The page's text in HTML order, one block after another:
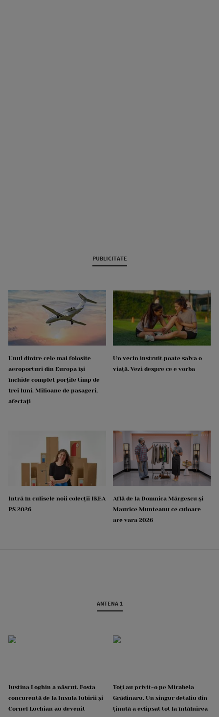
PUBLICITATE
Unul dintre cele mai folosite
aeroporturi din Europa își
închide complet porțile timp de
trei luni. Milioane de pasageri,
afectați
Un vecin instruit poate salva o
viață. Vezi despre ce e vorba
Intră în culisele noii colecții IKEA
PS 2026
Află de la Domnica Mărgescu și
Maurice Munteanu ce culoare
are vara 2026
ANTENA 1
Iustina Loghin a născut. Fosta
concurentă de la Insula Iubirii și
Cornel Luchian au devenit
Toți au privit-o pe Mirabela
Grădinaru. Un singur detaliu din
ținută a eclipsat tot la întâlnirea